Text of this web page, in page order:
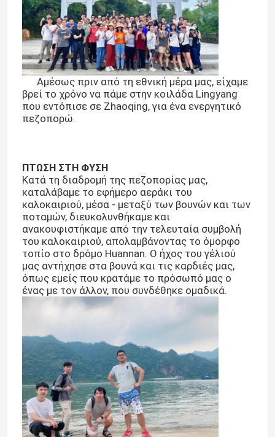
Αμέσως πριν από τη εθνική μέρα μας, είχαμε
βρεί το χρόνο να πάμε στην κοιλάδα Lingyang
που εντόπισε σε Zhaoqing, για ένα ενεργητικό
πεζοπορώ.
ΠΤΩΣΗ ΣΤΗ ΦΥΣΗ
Κατά τη διαδρομή της πεζοπορίας μας,
καταλάβαμε το εφήμερο αεράκι του
καλοκαιριού, μέσα - μεταξύ των βουνών και των
ποταμών, διευκολυνθήκαμε και
ανακουφιστήκαμε από την τελευταία συμβολή
του καλοκαιριού, απολαμβάνοντας το όμορφο
τοπίο στο δρόμο Huannan. Ο ήχος του γέλιού
μας αντήχησε στα βουνά και τις καρδιές μας,
όπως εμείς που κρατάμε το πρόσωπό μας ο
ένας με τον άλλον, που συνδέθηκε ομαδικά.